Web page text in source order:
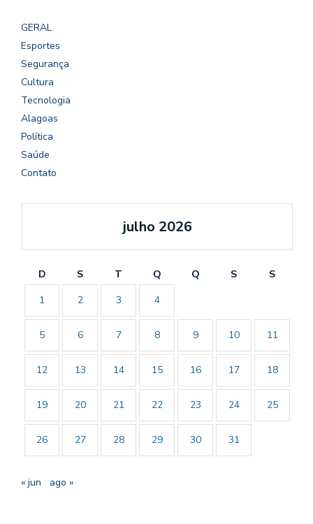
GERAL
Esportes
Segurança
Cultura
Tecnologia
Alagoas
Política
Saúde
Contato
julho 2026
D S T Q Q S
S
1
2 3 4
5 6 7 8 9 10 11
12 13 14 15 16 17 18
19 20 21 22 23 24 25
26 27 28 29 30 31
« jun ago »